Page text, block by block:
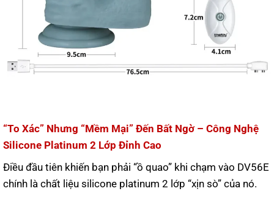
“To Xác” Nhưng “Mềm Mại” Đến Bất Ngờ – Công Nghệ
Silicone Platinum 2 Lớp Đỉnh Cao
Điều đầu tiên khiến bạn phải “ồ quao” khi chạm vào DV56E
chính là chất liệu silicone platinum 2 lớp “xịn sò” của nó.